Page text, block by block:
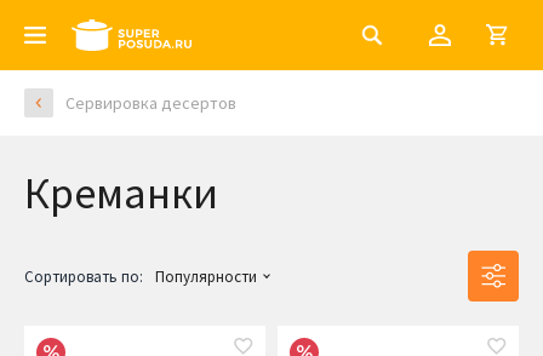
Сервировка десертов
Креманки
Сортировать по: Популярности